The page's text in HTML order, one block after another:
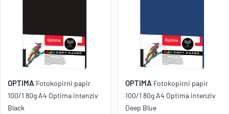
OPTIMA Fotokopirni papir
100/1 80g A4 Optima intenziv
Black
OPTIMA Fotokopirni papir
100/1 80g A4 Optima intenziv
Deep Blue